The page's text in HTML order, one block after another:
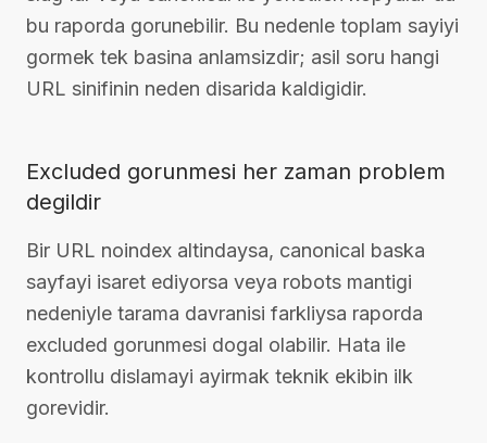
bu raporda gorunebilir. Bu nedenle toplam sayiyi
gormek tek basina anlamsizdir; asil soru hangi
URL sinifinin neden disarida kaldigidir.
Excluded gorunmesi her zaman problem
degildir
Bir URL noindex altindaysa, canonical baska
sayfayi isaret ediyorsa veya robots mantigi
nedeniyle tarama davranisi farkliysa raporda
excluded gorunmesi dogal olabilir. Hata ile
kontrollu dislamayi ayirmak teknik ekibin ilk
gorevidir.